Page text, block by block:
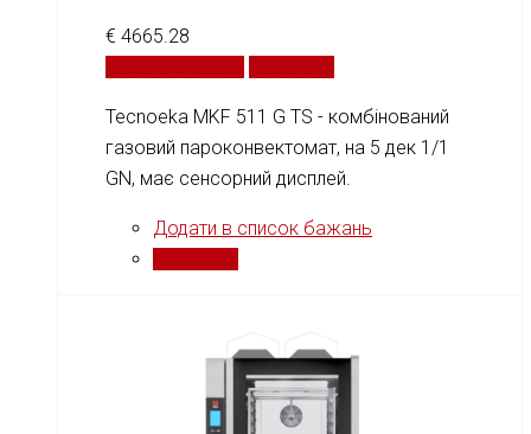
€ 4665.28
Tecnoeka MKF 511 G TS - комбінований
газовий пароконвектомат, на 5 дек 1/1
GN, має сенсорний дисплей.
Додати в список бажань